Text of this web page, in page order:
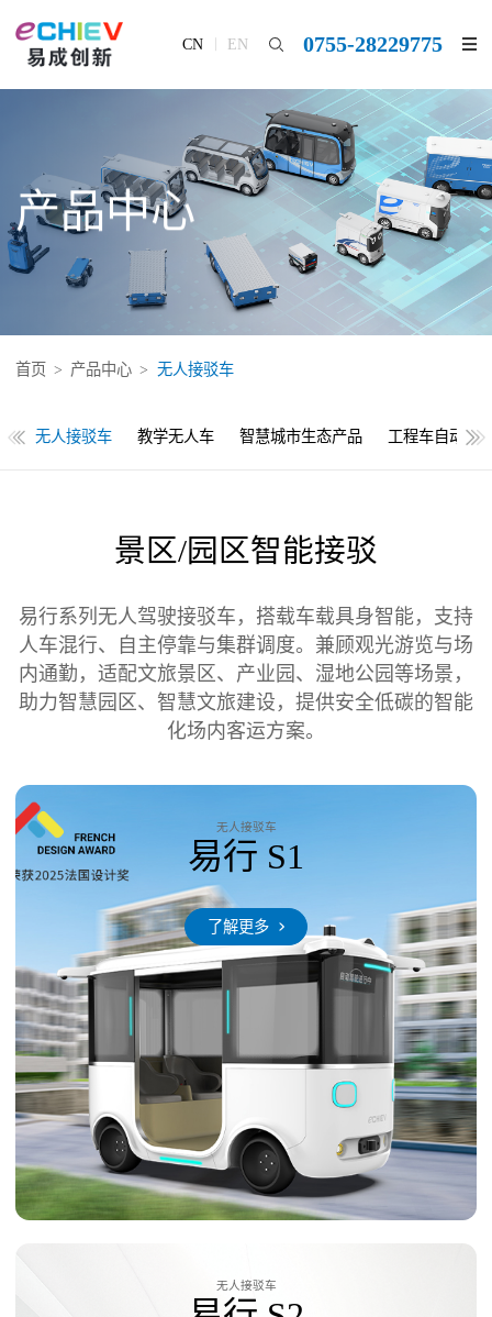
CN EN 0755-28229775
产品中心
首页 > 产品中心 > 无人接驳车
无人接驳车 教学无人车 智慧城市生态产品 工程车自动驾
景区/园区智能接驳
易行系列无人驾驶接驳车，搭载车载具身智能，支持
人车混行、自主停靠与集群调度。兼顾观光游览与场
内通勤，适配文旅景区、产业园、湿地公园等场景，
助力智慧园区、智慧文旅建设，提供安全低碳的智能
化场内客运方案。
无人接驳车
易行 S1
了解更多
无人接驳车